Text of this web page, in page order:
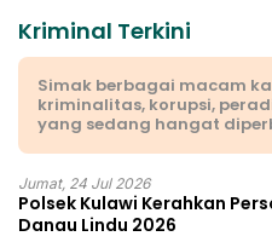
Kriminal Terkini
Simak berbagai macam
kriminalitas, korupsi,
yang sedang hangat
Jumat, 24 Jul 2026
Polsek Kulawi Kerahkan
Danau Lindu 2026